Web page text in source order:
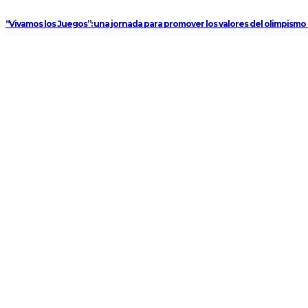
“Vivamos los Juegos”: una jornada para promover los valores del olimpismo